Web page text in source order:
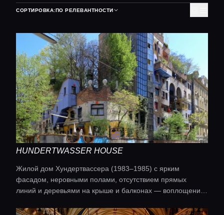
СОРТИРОВКА:ПО РЕЛЕВАНТНОСТИ
HUNDERTWASSER HOUSE
Жилой дом Хундертвассера (1983–1985) с ярким
фасадом, неровными полами, отсутствием прямых
линий и деревьями на крыше и балконах — воплощение